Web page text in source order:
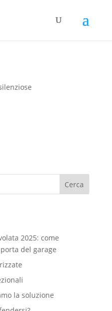
Cerca
2025: come
del garage
la soluzione